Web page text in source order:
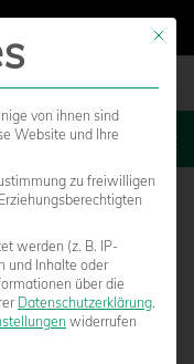
Mit
von ihnen sind
Website und Ihre
zu freiwilligen
werden (z. B. IP-
und Inhalte oder
über die
Datenschutzerklärung.
widerrufen